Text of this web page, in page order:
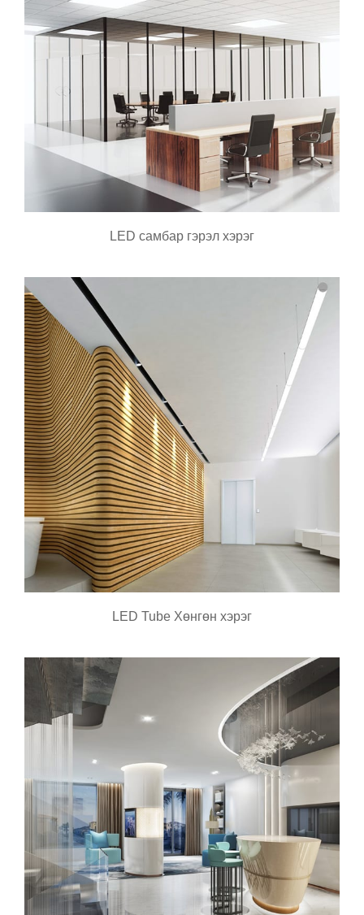
LED самбар гэрэл хэрэг
LED Tube Хөнгөн хэрэг